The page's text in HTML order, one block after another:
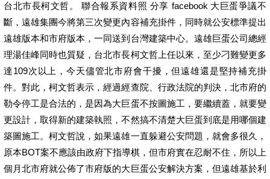
台北市長柯文哲。 聯合報系資料照 分享 facebook 大巨蛋爭議不
斷，遠雄集團今將第三次變更內容補充掛件，同時就公安標準提出
遠雄版本和市府版本，一同送到台灣建築中心。遠雄巨蛋公司總經
理湯佳峰同時也質疑，台北市長柯文哲上任以來，至少刁難變更多
達109次以上，今天儘管北市府會干擾，但遠雄還是堅持補充掛
件。對此，柯文哲表示，經過經查院、行政法院的判決，北市府的
勒令停工是合法的，是因為大巨蛋不按圖施工，要繼續蓋，就要變
更設計，取得新的建築執照，不然搞不清楚大巨蛋到底是用哪個建
築圖施工。柯文哲說，如果遠雄一直躲避公安問題，就會多很久，
原本BOT案不應該由政府下指導棋，但市府實在忍耐不住，所以上
個月北市府就公佈了市府版的大巨蛋公安解決方案，但遠雄基於利